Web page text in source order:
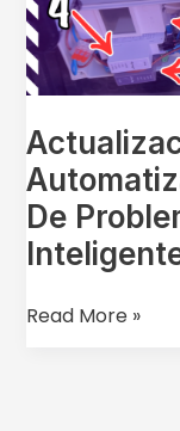
De
Piscina:
De
Problemas
a
Soluciones
Inteligentes
Read More »